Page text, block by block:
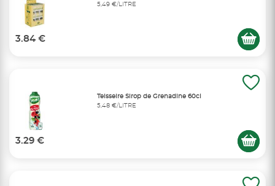
5,49 €/LITRE
3.84 €
Teisseire Sirop de Grenadine 60cl
5,48 €/LITRE
3.29 €